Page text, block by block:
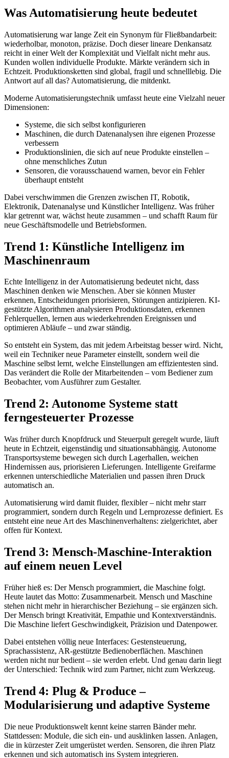
Was Automatisierung heute bedeutet
Automatisierung war lange Zeit ein Synonym für Fließbandarbeit:
wiederholbar, monoton, präzise. Doch dieser lineare Denkansatz
reicht in einer Welt der Komplexität und Vielfalt nicht mehr aus.
Kunden wollen individuelle Produkte. Märkte verändern sich in
Echtzeit. Produktionsketten sind global, fragil und schnelllebig. Die
Antwort auf all das? Automatisierung, die mitdenkt.
Moderne Automatisierungstechnik umfasst heute eine Vielzahl neuer
Dimensionen:
Systeme, die sich selbst konfigurieren
Maschinen, die durch Datenanalysen ihre eigenen Prozesse
verbessern
Produktionslinien, die sich auf neue Produkte einstellen –
ohne menschliches Zutun
Sensoren, die vorausschauend warnen, bevor ein Fehler
überhaupt entsteht
Dabei verschwimmen die Grenzen zwischen IT, Robotik,
Elektronik, Datenanalyse und Künstlicher Intelligenz. Was früher
klar getrennt war, wächst heute zusammen – und schafft Raum für
neue Geschäftsmodelle und Betriebsformen.
Trend 1: Künstliche Intelligenz im
Maschinenraum
Echte Intelligenz in der Automatisierung bedeutet nicht, dass
Maschinen denken wie Menschen. Aber sie können Muster
erkennen, Entscheidungen priorisieren, Störungen antizipieren. KI-
gestützte Algorithmen analysieren Produktionsdaten, erkennen
Fehlerquellen, lernen aus wiederkehrenden Ereignissen und
optimieren Abläufe – und zwar ständig.
So entsteht ein System, das mit jedem Arbeitstag besser wird. Nicht,
weil ein Techniker neue Parameter einstellt, sondern weil die
Maschine selbst lernt, welche Einstellungen am effizientesten sind.
Das verändert die Rolle der Mitarbeitenden – vom Bediener zum
Beobachter, vom Ausführer zum Gestalter.
Trend 2: Autonome Systeme statt
ferngesteuerter Prozesse
Was früher durch Knopfdruck und Steuerpult geregelt wurde, läuft
heute in Echtzeit, eigenständig und situationsabhängig. Autonome
Transportsysteme bewegen sich durch Lagerhallen, weichen
Hindernissen aus, priorisieren Lieferungen. Intelligente Greifarme
erkennen unterschiedliche Materialien und passen ihren Druck
automatisch an.
Automatisierung wird damit fluider, flexibler – nicht mehr starr
programmiert, sondern durch Regeln und Lernprozesse definiert. Es
entsteht eine neue Art des Maschinenverhaltens: zielgerichtet, aber
offen für Kontext.
Trend 3: Mensch-Maschine-Interaktion
auf einem neuen Level
Früher hieß es: Der Mensch programmiert, die Maschine folgt.
Heute lautet das Motto: Zusammenarbeit. Mensch und Maschine
stehen nicht mehr in hierarchischer Beziehung – sie ergänzen sich.
Der Mensch bringt Kreativität, Empathie und Kontextverständnis.
Die Maschine liefert Geschwindigkeit, Präzision und Datenpower.
Dabei entstehen völlig neue Interfaces: Gestensteuerung,
Sprachassistenz, AR-gestützte Bedienoberflächen. Maschinen
werden nicht nur bedient – sie werden erlebt. Und genau darin liegt
der Unterschied: Technik wird zum Partner, nicht zum Werkzeug.
Trend 4: Plug & Produce –
Modularisierung und adaptive Systeme
Die neue Produktionswelt kennt keine starren Bänder mehr.
Stattdessen: Module, die sich ein- und ausklinken lassen. Anlagen,
die in kürzester Zeit umgerüstet werden. Sensoren, die ihren Platz
erkennen und sich automatisch ins System integrieren.